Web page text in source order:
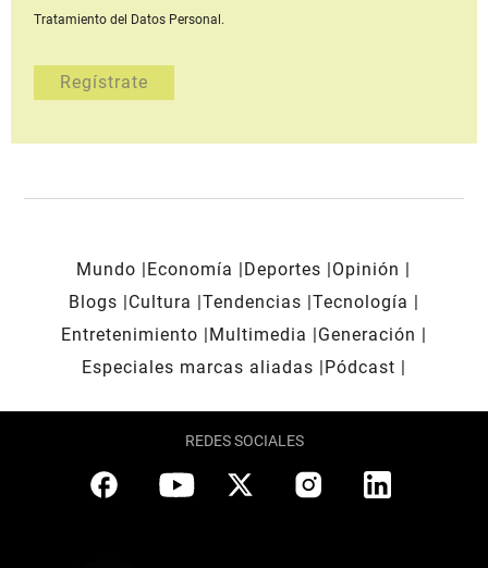
Tratamiento del Datos Personal.
Mundo Economía Deportes
Opinión
Blogs
Cultura Tendencias Tecnología
Entretenimiento
Multimedia
Generación
Especiales marcas aliadas
Pódcast
REDES SOCIALES